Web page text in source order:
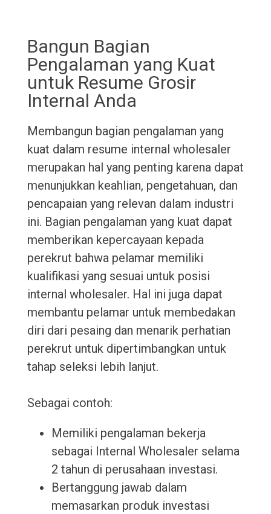
Bangun Bagian
Pengalaman yang Kuat
untuk Resume Grosir
Internal Anda
Membangun bagian pengalaman yang
kuat dalam resume internal wholesaler
merupakan hal yang penting karena dapat
menunjukkan keahlian, pengetahuan, dan
pencapaian yang relevan dalam industri
ini. Bagian pengalaman yang kuat dapat
memberikan kepercayaan kepada
perekrut bahwa pelamar memiliki
kualifikasi yang sesuai untuk posisi
internal wholesaler. Hal ini juga dapat
membantu pelamar untuk membedakan
diri dari pesaing dan menarik perhatian
perekrut untuk dipertimbangkan untuk
tahap seleksi lebih lanjut.
Sebagai contoh:
Memiliki pengalaman bekerja
sebagai Internal Wholesaler selama
2 tahun di perusahaan investasi.
Bertanggung jawab dalam
memasarkan produk investasi